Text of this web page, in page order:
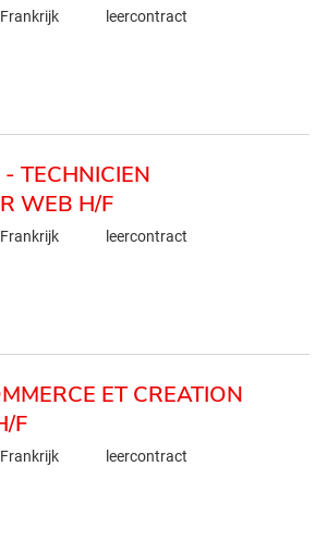
Frankrijk leercontract
TECHNICIEN
WEB H/F
Frankrijk leercontract
ET CREATION
F
Frankrijk leercontract